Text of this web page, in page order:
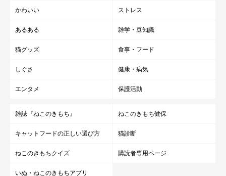
かわいい ストレス
あるある 雑学・豆知識
猫グッズ 食事・フード
しぐさ 健康・病気
エンタメ 保護活動
雑誌『ねこのきもち』 ねこのきもち健保
キャットフードの正しい選び方 猫診断
ねこのきもちクイズ 購読者専用ページ
いぬ・ねこのきもちアプリ